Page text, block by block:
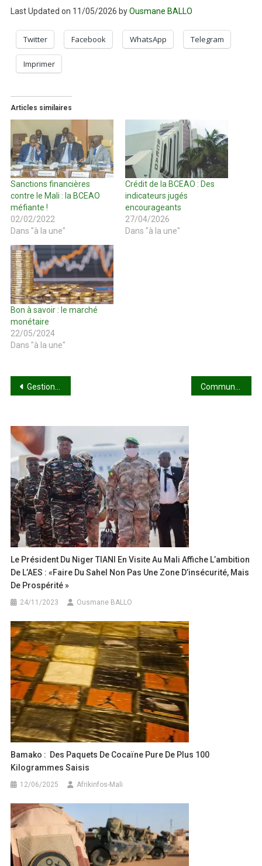
Last Updated on 11/05/2026 byOusmane BALLO
Twitter Facebook WhatsApp Telegram
Imprimer
Articles similaires
Sanctions financières
contre le Mali : la BCEAO
méfiante !
02/02/2022
Dans "à la une"
Crédit de la BCEAO : Des
indicateurs jugés
encourageants
27/04/2026
Dans "à la une"
Bon à savoir : le marché
monétaire
22/05/2024
Dans "à la une"
Navigation
l’article
Gestion de la Commune IV : 83 millions FCFA d’anomalies
Le Président Du Niger TIANI En Visite Au Mali Affiche L’ambition
De L’AES : «Faire Du Sahel Non Pas Une Zone D’insécurité, Mais
De Prospérité »
24/11/2023 Ousmane BALLO
Bamako : Des Paquets De Cocaïne Pure De Plus 100
Kilogrammes Saisis
12/06/2025 Afrikinfos-Mali